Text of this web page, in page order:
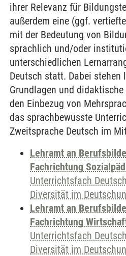
ihrer Relevanz für
außerdem eine (ggf.
mit der Bedeutung von
sprachlich und/oder
unterschiedlichen
Deutsch statt. Dabei
Grundlagen und
den Einbezug von
das sprachbewusste
Zweitsprache Deutsch im
Lehramt an
Fachrichtung
Unterrichtsfach Deutsch
Diversität im
Lehramt an
Fachrichtung
Unterrichtsfach Deutsch
Diversität im